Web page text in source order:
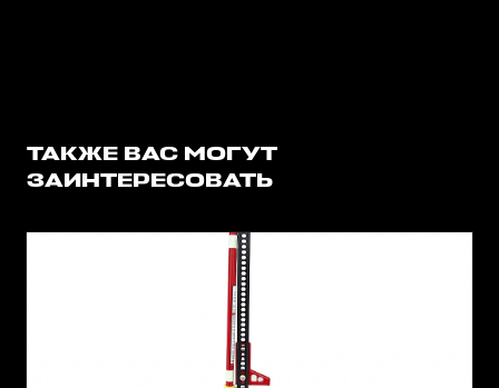
ТАКЖЕ ВАС МОГУТ
ЗАИНТЕРЕСОВАТЬ